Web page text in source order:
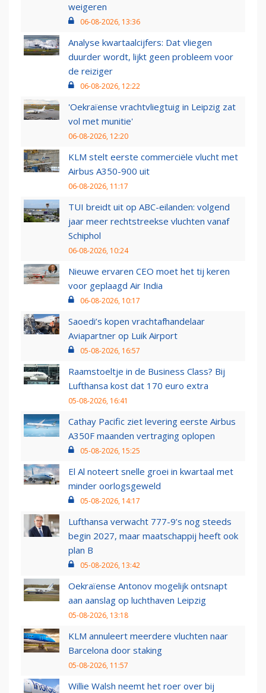
weigeren
06-08-2026, 13:36
Analyse kwartaalcijfers: Dat vliegen
duurder wordt, lijkt geen probleem voor
de reiziger
06-08-2026, 12:22
'Oekraïense vrachtvliegtuig in Leipzig zat
vol met munitie'
06-08-2026, 12:20
KLM stelt eerste commerciële vlucht met
Airbus A350-900 uit
06-08-2026, 11:17
TUI breidt uit op ABC-eilanden: volgend
jaar meer rechtstreekse vluchten vanaf
Schiphol
06-08-2026, 10:24
Nieuwe ervaren CEO moet het tij keren
voor geplaagd Air India
06-08-2026, 10:17
Saoedi’s kopen vrachtafhandelaar
Aviapartner op Luik Airport
05-08-2026, 16:57
Raamstoeltje in de Business Class? Bij
Lufthansa kost dat 170 euro extra
05-08-2026, 16:41
Cathay Pacific ziet levering eerste Airbus
A350F maanden vertraging oplopen
05-08-2026, 15:25
El Al noteert snelle groei in kwartaal met
minder oorlogsgeweld
05-08-2026, 14:17
Lufthansa verwacht 777-9’s nog steeds
begin 2027, maar maatschappij heeft ook
plan B
05-08-2026, 13:42
Oekraïense Antonov mogelijk ontsnapt
aan aanslag op luchthaven Leipzig
05-08-2026, 13:18
KLM annuleert meerdere vluchten naar
Barcelona door staking
05-08-2026, 11:57
Willie Walsh neemt het roer over bij